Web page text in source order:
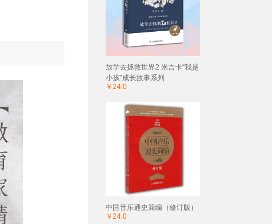
放学去拯救世界2 米吉卡“我是
小孩”成长故事系列
￥24.0
中国音乐通史简编（修订版）
￥24.0